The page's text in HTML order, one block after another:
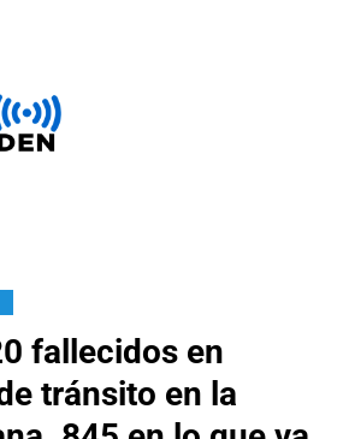
fallecidos en
tránsito en la